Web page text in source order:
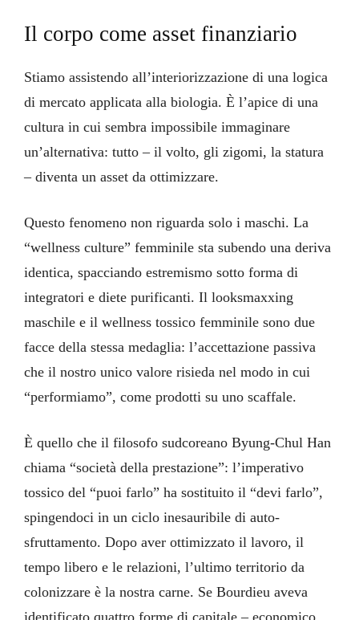
Il corpo come asset finanziario
Stiamo assistendo all’interiorizzazione di una logica
di mercato applicata alla biologia. È l’apice di una
cultura in cui sembra impossibile immaginare
un’alternativa: tutto – il volto, gli zigomi, la statura
– diventa un asset da ottimizzare.
Questo fenomeno non riguarda solo i maschi. La
“wellness culture” femminile sta subendo una deriva
identica, spacciando estremismo sotto forma di
integratori e diete purificanti. Il looksmaxxing
maschile e il wellness tossico femminile sono due
facce della stessa medaglia: l’accettazione passiva
che il nostro unico valore risieda nel modo in cui
“performiamo”, come prodotti su uno scaffale.
È quello che il filosofo sudcoreano Byung-Chul Han
chiama “società della prestazione”: l’imperativo
tossico del “puoi farlo” ha sostituito il “devi farlo”,
spingendoci in un ciclo inesauribile di auto-
sfruttamento. Dopo aver ottimizzato il lavoro, il
tempo libero e le relazioni, l’ultimo territorio da
colonizzare è la nostra carne. Se Bourdieu aveva